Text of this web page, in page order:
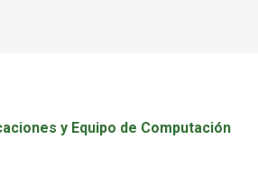
y Equipo de Computación